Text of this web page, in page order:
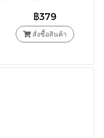
เป็นความตายของคนไข้
฿379
สั่งซื้อสินค้า